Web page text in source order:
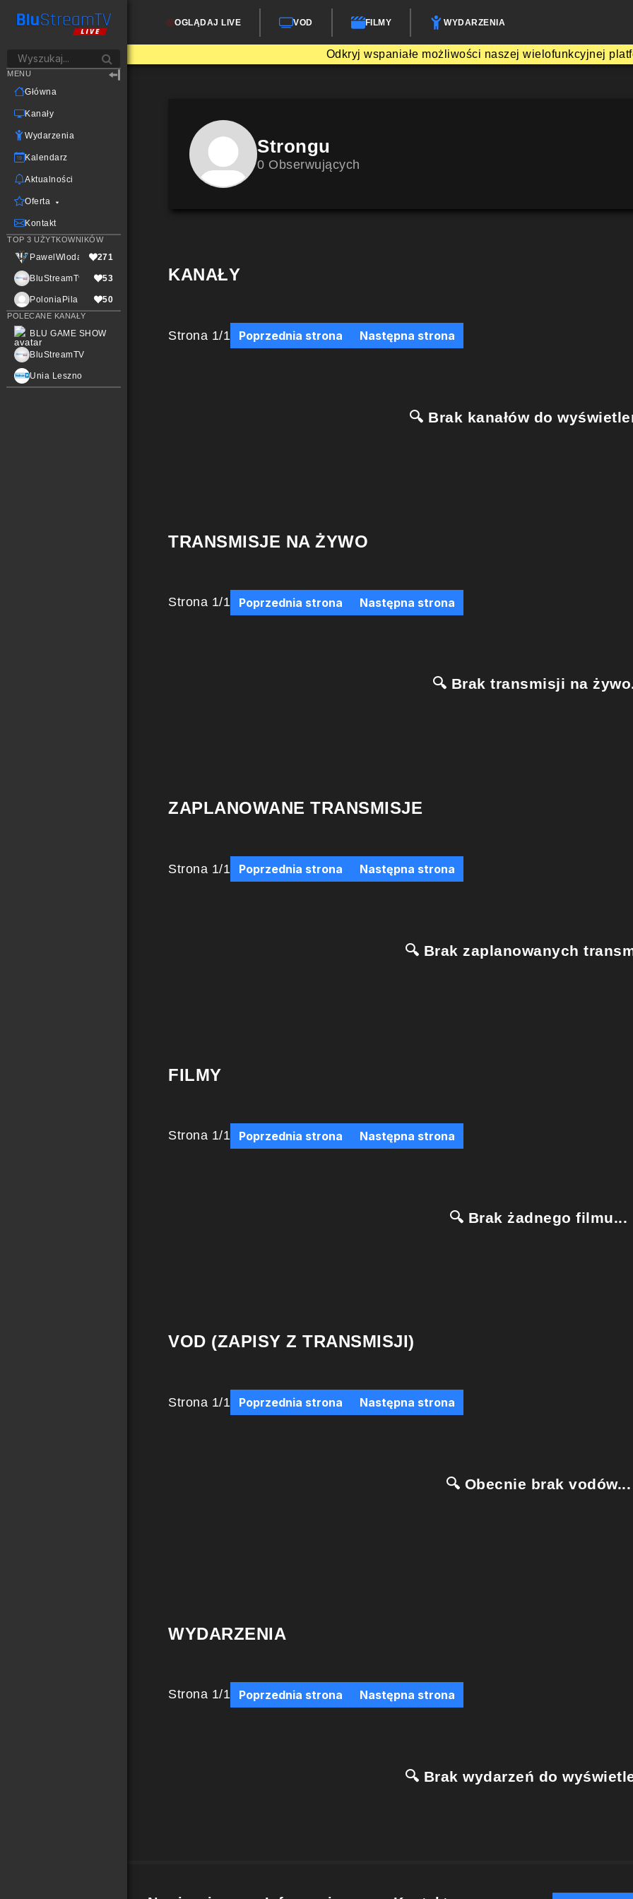
OGLĄDAJ LIVE VOD FILMY WYDARZENIA
Odkryj wspaniałe możliwości naszej wielofunkcyjnej
MENU
Główna
Kanały
Wydarzenia
Kalendarz
Aktualności
Oferta
Kontakt
TOP 3 UŻYTKOWNIKÓW
PawelWlodarczak271
BluStreamTvLive53
PoloniaPila 50
POLECANE KANAŁY
BLU GAME SHOW
BluStreamTV
Unia Leszno
Strongu
0 Obserwujących
KANAŁY
Strona 1/1 Poprzednia strona Następna strona
🔍 Brak kanałów do
TRANSMISJE NA ŻYWO
Strona 1/1 Poprzednia strona Następna strona
🔍 Brak transmisji na
ZAPLANOWANE TRANSMISJE
Strona 1/1 Poprzednia strona Następna strona
🔍 Brak zaplanowanych
FILMY
Strona 1/1 Poprzednia strona Następna strona
🔍 Brak żadnego filmu...
VOD (ZAPISY Z TRANSMISJI)
Strona 1/1 Poprzednia strona Następna strona
🔍 Obecnie brak vodów...
WYDARZENIA
Strona 1/1 Poprzednia strona Następna strona
🔍 Brak wydarzeń do